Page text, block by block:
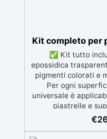
Kit completo per
✅ Kit tutto
epossidica
pigmenti colorati e
Per ogni
universale è
piastrelle e
danneggiate. ✅
Guida completa
€